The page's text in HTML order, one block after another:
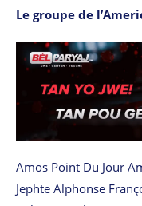
Le groupe de
Amos Point Du Jour
Jephte Alphonse